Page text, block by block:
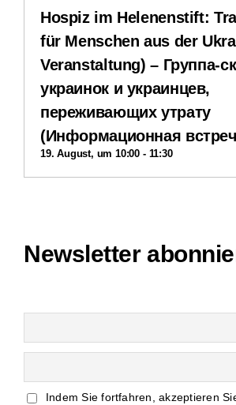
Downloads
Impressum
Datenschutzerklärung
Interner Bereich
Hospiz im Helenenstift:
für Menschen aus der
Veranstaltung) – Группа-
украинок и украинцев,
переживающих утрату
(Информационная
19. August, um 10:00 - 11:30
Newsletter
Indem Sie fortfahren, akzeptieren